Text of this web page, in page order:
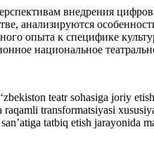
внедрения
анализируются
опыта к специфике
национальное
teatr sohasiga joriy
transformatsiyasi
tatbiq etish jarayonida